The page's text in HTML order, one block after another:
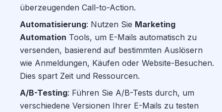
überzeugenden Call-to-Action.
Automatisierung: Nutzen Sie Marketing
Automation Tools, um E-Mails automatisch zu
versenden, basierend auf bestimmten Auslösern
wie Anmeldungen, Käufen oder Website-Besuchen.
Dies spart Zeit und Ressourcen.
A/B-Testing: Führen Sie A/B-Tests durch, um
verschiedene Versionen Ihrer E-Mails zu testen